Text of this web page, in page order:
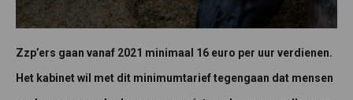
Zzp’ers gaan vanaf 2021 minimaal 16 euro per uur verdienen.
Het kabinet wil met dit minimumtarief tegengaan dat mensen